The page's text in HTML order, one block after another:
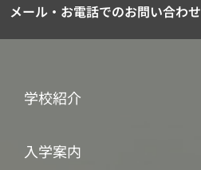
メール・お電話でのお問い合わせ
学校紹介
入学案内